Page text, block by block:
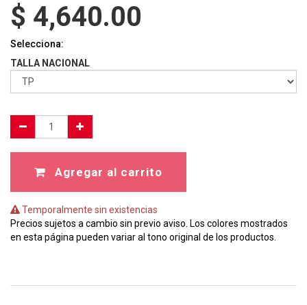
$ 4,640.00
Selecciona:
TALLA NACIONAL
Agregar al carrito
Temporalmente sin existencias
Precios sujetos a cambio sin previo aviso. Los colores mostrados
en esta página pueden variar al tono original de los productos.